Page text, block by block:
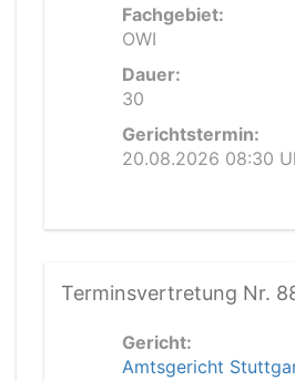
Fachgebiet:
OWI
Dauer:
30
Gerichtstermin:
20.08.2026 08:30
Terminsvertretung Nr.
Gericht:
Amtsgericht